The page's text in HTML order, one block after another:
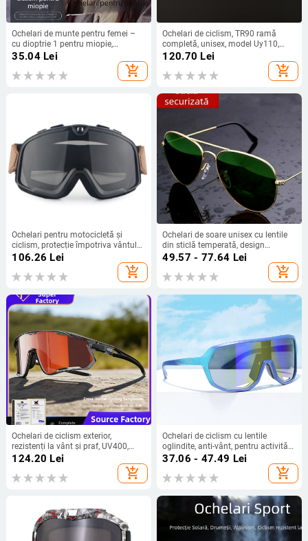
Ochelari de munte pentru femei –
cu dioptrie 1 pentru miopie,
protecție împotriva vântului și UV,
ramă completă din rășină, pentru
ciclism
35.04Lei
add_shopping_cart
Ochelari de ciclism, TR90 ramă
completă, unisex, model Uy110,
lentile înlocuibile
120.70 Lei
add_shopping_cart
Ochelari pentru motocicletă și
ciclism, protecție împotriva vântului
și prafului, lentile antifog,
compatibile cu miopie OP056
106.26 Lei
add_shopping_cart
Ochelari de soare unisex cu lentile
din sticlă temperată, design
modern, protecție UV, pentru
49.57 - 77.64 Lei
add_shopping_cart
Ochelari de ciclism exterior,
rezistenți la vânt și praf, UV400,
pentru alergare și drumeții
124.20 Lei
add_shopping_cart
Ochelari de ciclism cu lentile
oglindite, anti-vânt, pentru activități
în aer liber și ciclism montan
37.06 - 47.49 Lei
add_shopping_cart